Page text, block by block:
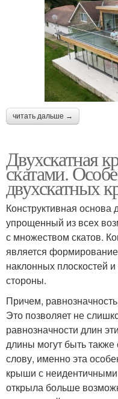
читать дальше →
Двухскатная
скатами.
двухскатных
Конструктивная
упрощенный из всех
с множеством скатов.
является
наклонных плоскостей
стороны.
Причем,
Это позволяет не
равнозначности длин
длины могут быть
слову, именно эта
крыши с
открыла больше